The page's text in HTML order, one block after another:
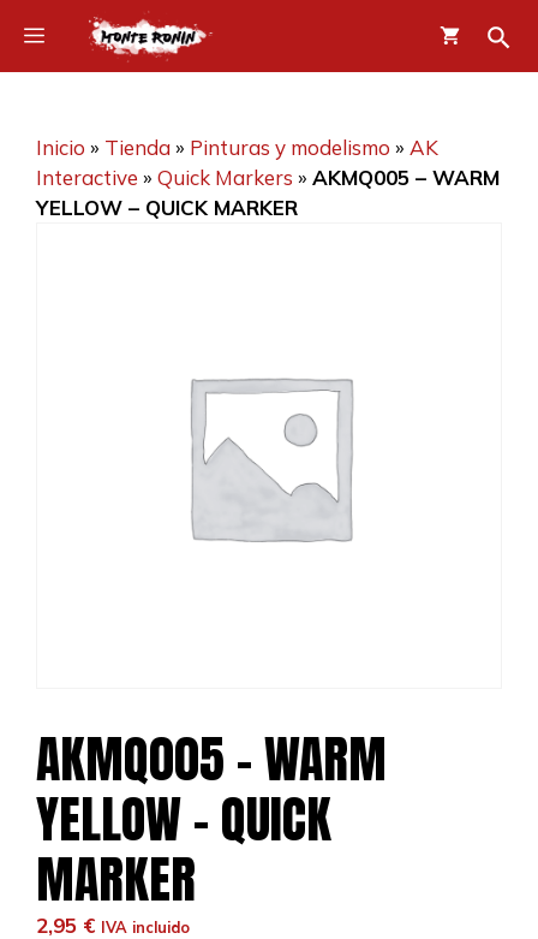
contenido
Menú
Inicio » Tienda» Pinturas y modelismo » AK
Interactive » Quick Markers » AKMQ005 – WARM
YELLOW – QUICK MARKER
AKMQ005 – WARM
YELLOW – QUICK
MARKER
2,95 € IVA incluido